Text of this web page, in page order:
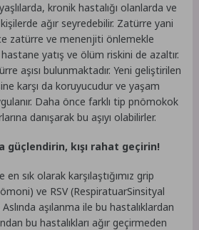
kronik hastalığı olanlarda ve
kişilerde ağır seyredebilir. Zatürre yani
zatürre ve menenjiti önlemekle
yatış ve ölüm riskini de azaltır.
aşısı bulunmaktadır. Yeni geliştirilen
karşı da koruyucudur ve yaşam
Daha önce farklı tip pnömokok
danışarak bu aşıyı olabilirler.
güçlendirin, kışı rahat geçirin!
sık olarak karşılaştığımız grip
ve RSV (RespiratuarSinsityal
aşılanma ile bu hastalıklardan
bu hastalıkları ağır geçirmeden